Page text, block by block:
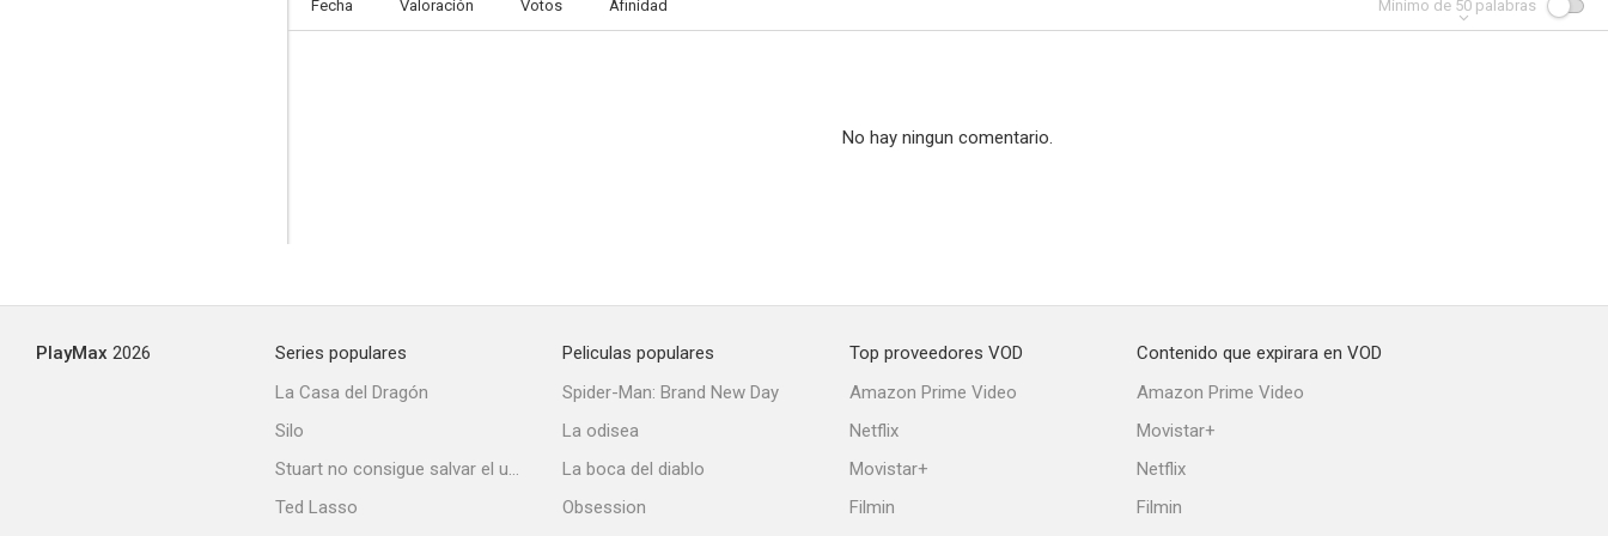
Fecha Valoración Votos Afinidad Mínimo de 50 palabras
No hay ningun comentario.
PlayMax 2026
Series populares
La Casa del Dragón
Silo
Stuart no consigue salvar el universo
Ted Lasso
Peliculas populares
Spider-Man: Brand New Day
La odisea
La boca del diablo
Obsession
Top proveedores VOD
Amazon Prime Video
Netflix
Movistar+
Filmin
Contenido que expirara en VOD
Amazon Prime Video
Movistar+
Netflix
Filmin